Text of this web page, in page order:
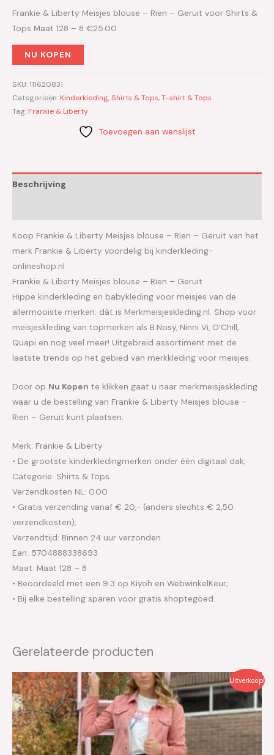
Frankie & Liberty Meisjes blouse – Rien – Geruit voor Shirts &
Tops Maat 128 – 8 €25.00
NU KOPEN
SKU:111620831
Categorieën: Kinderkleding,Shirts & Tops,T-shirt & Tops
Tag: Frankie & Liberty
Toevoegen aan wenslijst
Beschrijving
Koop Frankie & Liberty Meisjes blouse – Rien – Geruit van het
merk Frankie & Liberty voordelig bij kinderkleding-
onlineshop.nl
Frankie & Liberty Meisjes blouse – Rien – Geruit
Hippe kinderkleding en babykleding voor meisjes van de
allermooiste merken: dát is Merkmeisjeskleding.nl. Shop voor
meisjeskleding van topmerken als B.Nosy, Ninni Vi, O’Chill,
Quapi en nog veel meer! Uitgebreid assortiment met de
laatste trends op het gebied van merkkleding voor meisjes.
Door op Nu Kopen te klikken gaat u naar merkmeisjeskleding
waar u de bestelling van Frankie & Liberty Meisjes blouse –
Rien – Geruit kunt plaatsen.
Merk: Frankie & Liberty
• De grootste kinderkledingmerken onder één digitaal dak;
Categorie: Shirts & Tops
Verzendkosten NL: 0.00
• Gratis verzending vanaf € 20,- (anders slechts € 2,50
verzendkosten);
Verzendtijd: Binnen 24 uur verzonden
Ean: 5704888338693
Maat: Maat 128 – 8
• Beoordeeld met een 9.3 op Kiyoh en WebwinkelKeur;
• Bij elke bestelling sparen voor gratis shoptegoed.
Gerelateerde producten
Uitverkoop!
Oorspronkelijke
prijs
was:
€39.99.
Huidige
prijs
is:
€20.00.